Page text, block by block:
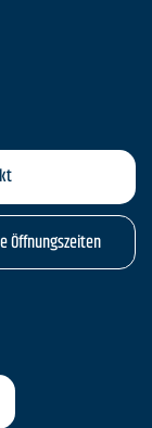
Öffnungszeiten